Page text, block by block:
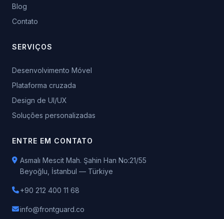
Blog
Contato
SERVIÇOS
Desenvolvimento Móvel
Plataforma cruzada
Design de UI/UX
Soluções personalizadas
ENTRE EM CONTATO
Asmalı Mescit Mah. Şahin Han No:21/55
Beyoğlu, İstanbul — Türkiye
+90 212 400 11 68
info@frontguard.co